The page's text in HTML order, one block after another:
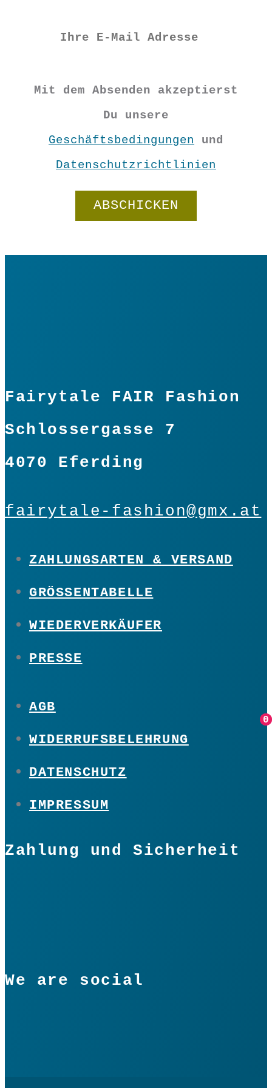
0
0
15,90
Mit dem Absenden akzeptierst
Du unsere
Geschäftsbedingungen und
Datenschutzrichtlinien
Fairytale FAIR Fashion
Schlossergasse 7
4070 Eferding
fairytale-fashion@gmx.at
ZAHLUNGSARTEN & VERSAND
GRÖSSENTABELLE
WIEDERVERKÄUFER
PRESSE
AGB
WIDERRUFSBELEHRUNG
DATENSCHUTZ
IMPRESSUM
Zahlung und Sicherheit
We are social